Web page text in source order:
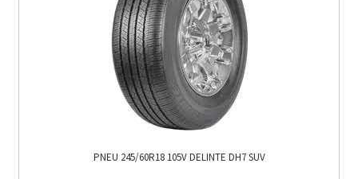
PNEU 245/60R18 105V DELINTE DH7 SUV